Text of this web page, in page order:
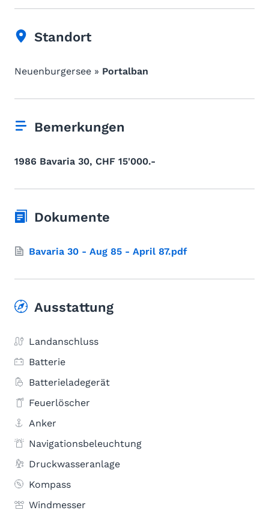
Standort
Neuenburgersee » Portalban
Bemerkungen
1986 Bavaria 30, CHF 15'000.-
Dokumente
Bavaria 30 - Aug 85 - April 87.pdf
Ausstattung
Landanschluss
Batterie
Batterieladegerät
Feuerlöscher
Anker
Navigationsbeleuchtung
Druckwasseranlage
Kompass
Windmesser